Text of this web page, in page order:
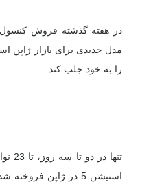
مدل جدیدی برای بازار ژاپن
را به خود جلب کند.